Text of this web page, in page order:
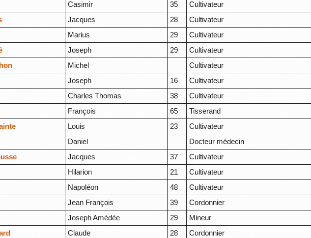
Casimir 35 Cultivateur
Jacques 28 Cultivateur
Marius 29 Cultivateur
Joseph 29 Cultivateur
Michel Cultivateur
Joseph 16 Cultivateur
Charles Thomas 38 Cultivateur
François 65 Tisserand
Louis 23 Cultivateur
Daniel Docteur médecin
Jacques 37 Cultivateur
Hilarion 21 Cultivateur
Napoléon 48 Cultivateur
Jean François 39 Cordonnier
Joseph Amédée 29 Mineur
Claude 28 Cordonnier